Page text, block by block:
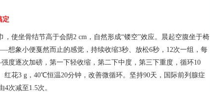
定
使坐骨结节高于会阴2 cm，自然形成“镂空”效应。晨起空腹坐于椅
想象小便戛然而止的感觉，持续收缩3秒、放松6秒，12次一组，每
度逐次加磅，第一下轻收缩，第二下中度，第三下重度，循环10
红花3 g，40℃恒温20分钟，改善微循环。坚持90天，国际前列腺症
次减至1.5次。